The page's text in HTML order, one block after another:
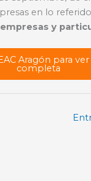
en lo
y
Aragón para
completa